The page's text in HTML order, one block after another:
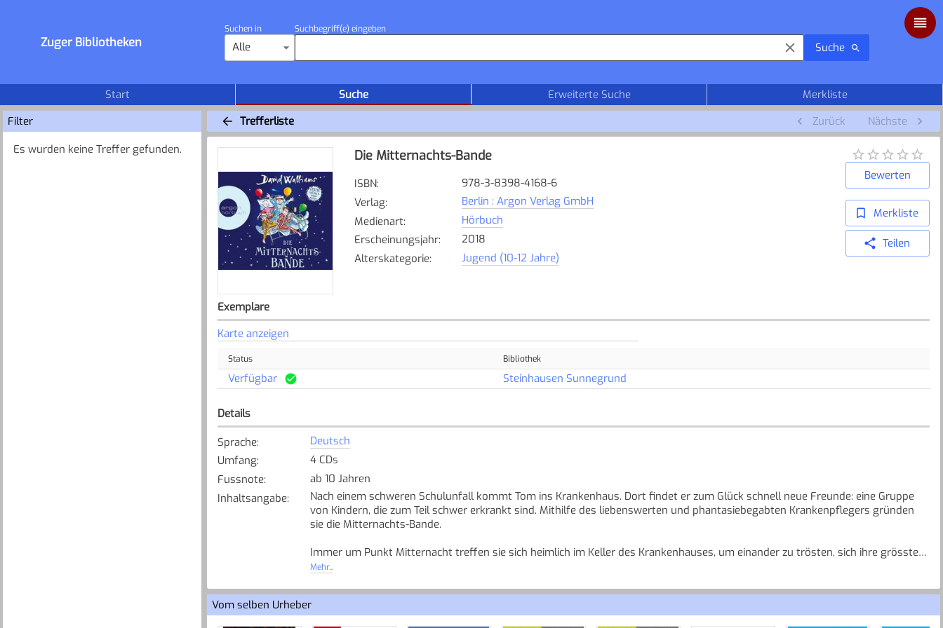
Zuger Bibliotheken
Suchen in
Alle
Suchbegriff(e) eingeben
Suche
Start Suche Erweiterte Suche
Merkliste
Filter
Es wurden keine Treffer gefunden.
Trefferliste Zurück Nächste
Die Mitternachts-Bande
ISBN:
978-3-8398-4168-6
Verlag:
Berlin : Argon Verlag GmbH
Medienart:
Hörbuch
Erscheinungsjahr:
2018
Alterskategorie: Jugend (10-12 Jahre)
Bewerten
Merkliste
Teilen
Exemplare
Karte anzeigen
Status Bibliothek
Verfügbar Steinhausen Sunnegrund
Details
Sprache:
Deutsch
Umfang:
4 CDs
Fussnote:
ab 10 Jahren
Inhaltsangabe:
Nach einem schweren Schulunfall kommt Tom ins Krankenhaus. Dort findet er zum Glück schnell neue Freunde: eine Gruppe
von Kindern, die zum Teil schwer erkrankt sind. Mithilfe des liebenswerten und phantasiebegabten Krankenpflegers gründen
sie die Mitternachts-Bande.
Immer um Punkt Mitternacht treffen sie sich heimlich im Keller des Krankenhauses, um einander zu trösten, sich ihre grössten
Wünsche zu erfüllen und gemeinsam spannende Abenteuer zu erleben. David Walliams' tragikomische Geschichte ist
[Quelle: Buchhaus.ch, bearbeitet mit ChatGPT]
Mehr...
Vom selben Urheber